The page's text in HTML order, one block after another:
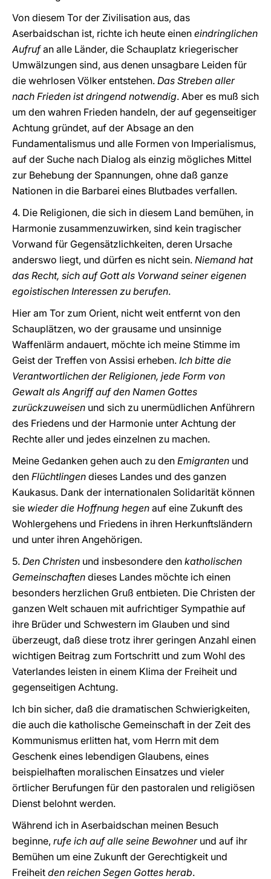
Von diesem Tor der Zivilisation aus, das
Aserbaidschan ist, richte ich heute einen eindringlichen
Aufrufan alle Länder, die Schauplatz kriegerischer
Umwälzungen sind, aus denen unsagbare Leiden für
die wehrlosen Völker entstehen. Das Streben aller
nach Frieden ist dringend notwendig. Aber es muß sich
um den wahren Frieden handeln, der auf gegenseitiger
Achtung gründet, auf der Absage an den
Fundamentalismus und alle Formen von Imperialismus,
auf der Suche nach Dialog als einzig mögliches Mittel
zur Behebung der Spannungen, ohne daß ganze
Nationen in die Barbarei eines Blutbades verfallen.
4. Die Religionen, die sich in diesem Land bemühen, in
Harmonie zusammenzuwirken, sind kein tragischer
Vorwand für Gegensätzlichkeiten, deren Ursache
anderswo liegt, und dürfen es nicht sein. Niemand hat
das Recht, sich auf Gott als Vorwand seiner eigenen
egoistischen Interessen zu berufen.
Hier am Tor zum Orient, nicht weit entfernt von den
Schauplätzen, wo der grausame und unsinnige
Waffenlärm andauert, möchte ich meine Stimme im
Geist der Treffen von Assisi erheben. Ich bitte die
Verantwortlichen der Religionen, jede Form von
Gewalt als Angriff auf den Namen Gottes
zurückzuweisen und sich zu unermüdlichen Anführern
des Friedens und der Harmonie unter Achtung der
Rechte aller und jedes einzelnen zu machen.
Meine Gedanken gehen auch zu den Emigranten und
den Flüchtlingen dieses Landes und des ganzen
Kaukasus. Dank der internationalen Solidarität können
sie wieder die Hoffnung hegen auf eine Zukunft des
Wohlergehens und Friedens in ihren Herkunftsländern
und unter ihren Angehörigen.
5. Den Christen und insbesondere den katholischen
Gemeinschaften dieses Landes möchte ich einen
besonders herzlichen Gruß entbieten. Die Christen der
ganzen Welt schauen mit aufrichtiger Sympathie auf
ihre Brüder und Schwestern im Glauben und sind
überzeugt, daß diese trotz ihrer geringen Anzahl einen
wichtigen Beitrag zum Fortschritt und zum Wohl des
Vaterlandes leisten in einem Klima der Freiheit und
gegenseitigen Achtung.
Ich bin sicher, daß die dramatischen Schwierigkeiten,
die auch die katholische Gemeinschaft in der Zeit des
Kommunismus erlitten hat, vom Herrn mit dem
Geschenk eines lebendigen Glaubens, eines
beispielhaften moralischen Einsatzes und vieler
örtlicher Berufungen für den pastoralen und religiösen
Dienst belohnt werden.
Während ich in Aserbaidschan meinen Besuch
beginne, rufe ich auf alle seine Bewohner und auf ihr
Bemühen um eine Zukunft der Gerechtigkeit und
Freiheit den reichen Segen Gottes herab.